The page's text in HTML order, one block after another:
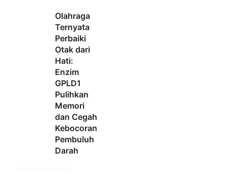
Olahraga
Ternyata
Perbaiki
Otak dari
Hati:
Enzim
GPLD1
Pulihkan
Memori
dan Cegah
Kebocoran
Pembuluh
Darah